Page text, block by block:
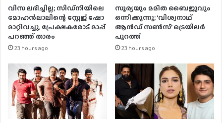
വിസ ലഭിച്ചില്ല; സിഡ്നിയിലെ
മോഹൻലാലിന്റെ സ്റ്റേജ് ഷോ
മാറ്റിവച്ചു, പ്രേക്ഷകരോട് മാപ്പ്
പറഞ്ഞ് താരം
23 hours ago
സൂര്യയും മമിത ബൈജുവും
ഒന്നിക്കുന്നു; ‘വിശ്വനാഥ്
ആൻഡ് സൺസ്’ ട്രെയിലർ
പുറത്ത്
23 hours ago